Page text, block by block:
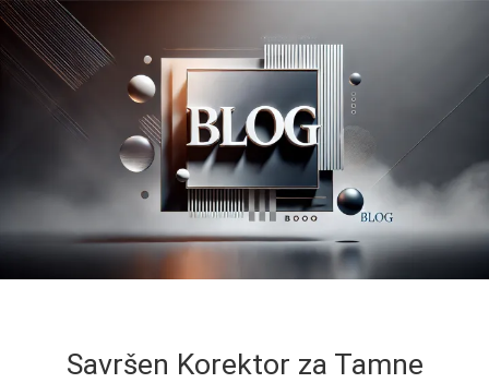
Savršen Korektor za Tamne